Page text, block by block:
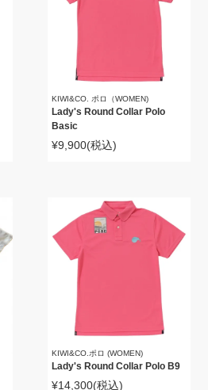
KIWI&CO. ポロ（WOMEN)
Lady's Round Collar Polo
Basic
¥9,900(税込)
KIWI&CO.ポロ (WOMEN)
Lady's Round Collar Polo B9
¥14,300(税込)